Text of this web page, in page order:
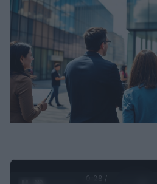
0:28 /